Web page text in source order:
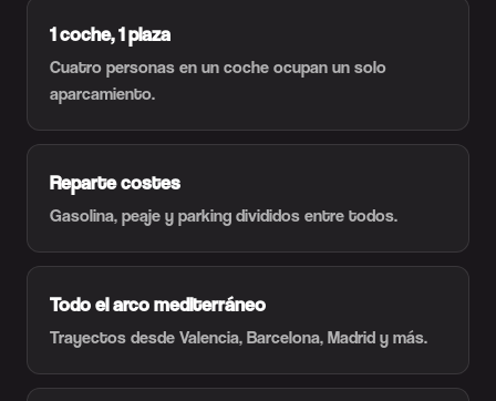
1 coche, 1 plaza
Cuatro personas en un coche ocupan un solo
aparcamiento.
Reparte costes
Gasolina, peaje y parking divididos entre todos.
Todo el arco mediterráneo
Trayectos desde Valencia, Barcelona, Madrid y más.